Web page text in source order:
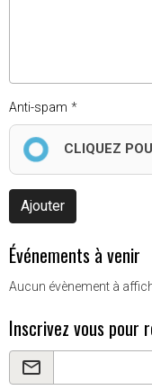
Anti-spam
CLIQUEZ
Ajouter
Événements à venir
Aucun évènement à
Inscrivez vous pour